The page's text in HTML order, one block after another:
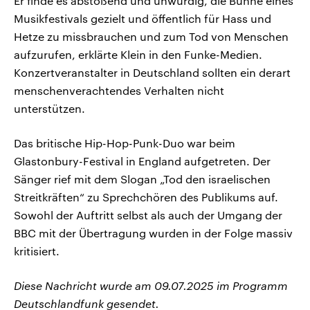
Musikfestivals gezielt und öffentlich für Hass und
Hetze zu missbrauchen und zum Tod von Menschen
aufzurufen, erklärte Klein in den Funke-Medien.
Konzertveranstalter in Deutschland sollten ein derart
menschenverachtendes Verhalten nicht
unterstützen.
Das britische Hip-Hop-Punk-Duo war beim
Glastonbury-Festival in England aufgetreten. Der
Sänger rief mit dem Slogan „Tod den israelischen
Streitkräften“ zu Sprechchören des Publikums auf.
Sowohl der Auftritt selbst als auch der Umgang der
BBC mit der Übertragung wurden in der Folge massiv
kritisiert.
Diese Nachricht wurde am 09.07.2025 im Programm
Deutschlandfunk gesendet.